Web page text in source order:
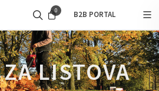
0 B2B PORTAL
LISTOVA